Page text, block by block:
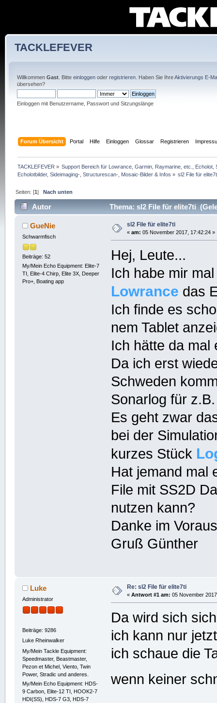
TACKLEFEVER
Willkommen Gast. Bitte einloggenoder registrieren. Haben Sie IhreAktivierungs E-
übersehen?
Einloggen mit Benutzername, Passwort und Sitzungslänge
Forum Übersicht Portal Hilfe Einloggen Glossar Registrieren
TACKLEFEVER » Support Bereich für Lowrance, Garmin, Raymarine, etc.,
Echolotbilder, Sideimaging-, Structurescan-, Mosaic-Bilder & Infos » sl2 File für
Seiten: [1]Nach unten
Autor Thema: sl2 File für elite7ti
GueNie
Schwarmfisch
Beiträge: 52
My/Mein Echo Equipment: Elite-7
TI, Elite-4 Chirp, Elite 3X, Deeper
Pro+, Boating app
sl2 File für elite7ti
« am: 05 November 2017, 17:42:24 »
Hej, Leute...
Ich habe mir
Lowrance das
Ich finde es
nem Tablet
Ich hätte da mal
Da ich erst
Schweden
Sonarlog für
Es geht zwar
bei der
kurzes Stück
Hat jemand mal
File mit SS2D
nutzen kann?
Danke im
Gruß Günther
Luke
Administrator
Beiträge: 9286
Luke Rheinwalker
My/Mein Tackle Equipment:
Speedmaster, Beastmaster,
Pezon et Michel, Viento, Twin
Power, Stradic und anderes.
My/Mein Echo Equipment: HDS-
9 Carbon, Elite-12 TI, HOOK2-7
HDI(SS), HDS-7 G3, HDS-7
Re: sl2 File für elite7ti
« Antwort #1 am: 05 November
Da wird sich
ich kann nur
ich schaue die
wenn keiner